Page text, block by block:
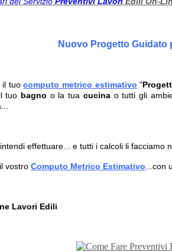
Nuovo Progetto Guidato
il tuo computo metrico estimativo "
tuo bagno o la tua cucinao tutti gli
effettuare... e tutti i calcoli li facciamo
vostro Computo Metrico Estimativo ...con
Lavori Edili